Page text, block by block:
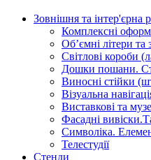
Зовнішня та інтер'єрна
Комплексні
Об’ємні літери та
Світлові короби
Дошки пошани.
Виносні стійки
Візуальна
Виставкові та
Фасадні
Символіка.
Телестудії
Стенди